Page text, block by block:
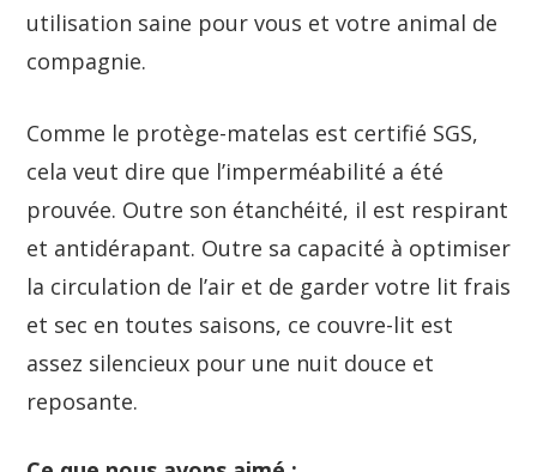
utilisation saine pour vous et votre animal de
compagnie.
Comme le protège-matelas est certifié SGS,
cela veut dire que l’imperméabilité a été
prouvée. Outre son étanchéité, il est respirant
et antidérapant. Outre sa capacité à optimiser
la circulation de l’air et de garder votre lit frais
et sec en toutes saisons, ce couvre-lit est
assez silencieux pour une nuit douce et
reposante.